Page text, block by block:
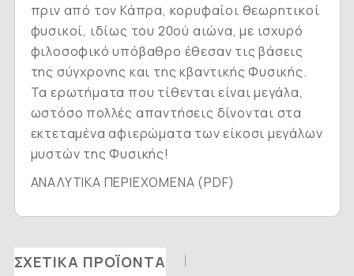
πριν από τον Κάπρα, κορυφαίοι θεωρητικοί
φυσικοί, ιδίως του 20ού αιώνα, με ισχυρό
φιλοσοφικό υπόβαθρο έθεσαν τις βάσεις
της σύγχρονης και της κβαντικής Φυσικής.
Τα ερωτήματα που τίθενται είναι μεγάλα,
ωστόσο πολλές απαντήσεις δίνονται στα
εκτεταμένα αφιερώματα των είκοσι μεγάλων
μυστών της Φυσικής!
ΑΝΑΛΥΤΙΚΑ ΠΕΡΙΕΧΟΜΕΝΑ (PDF)
ΣΧΕΤΙΚΆ ΠΡΟΪΌΝΤΑ